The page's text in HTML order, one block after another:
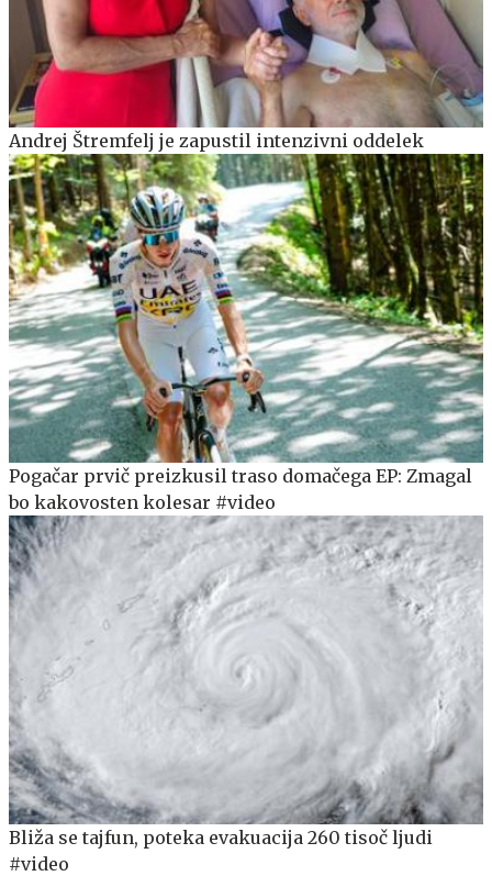
Andrej Štremfelj je zapustil intenzivni oddelek
Pogačar prvič preizkusil traso domačega EP: Zmagal
bo kakovosten kolesar #video
Bliža se tajfun, poteka evakuacija 260 tisoč ljudi
#video